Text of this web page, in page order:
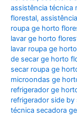
assistência técnica
florestal,
roupa ge horto
lavar ge horto
lavar roupa ge
de secar ge horto
secar roupa ge
microondas ge
refrigerador ge
refrigerador side
técnica secadora